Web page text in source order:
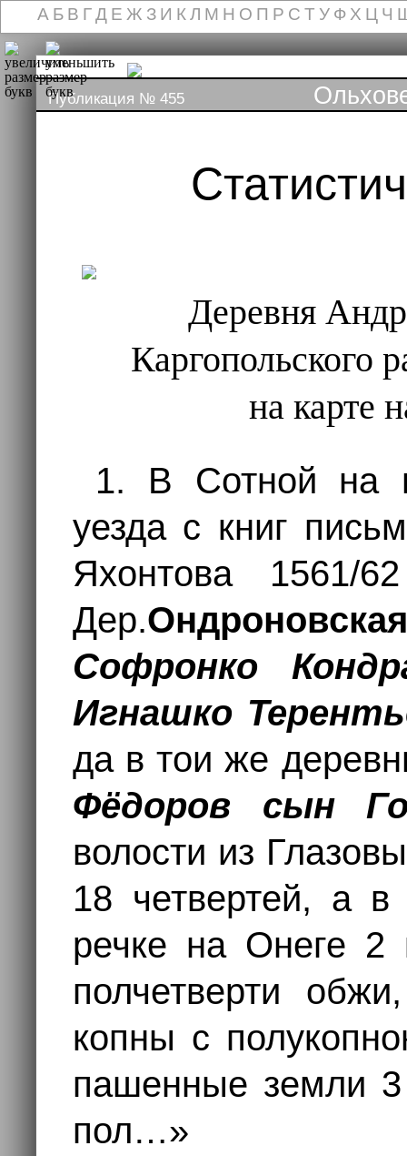
А Б В ГД Е Ж З И К Л М Н О П Р С Т У Ф Х Ц Ч
Публикация № 455
Деревня
Каргопольского
на карте
1. В Сотной на
уезда с книг
Яхонтова 1561/
Дер.Ондроновская
Софронко
Игнашко
да в тои же
Фёдоров сын
волости из
18 четвертей, а
речке на Онеге
полчетверти
копны с
пашенные земли 3
пол…»